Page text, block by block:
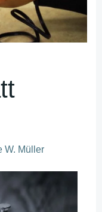
W. Müller